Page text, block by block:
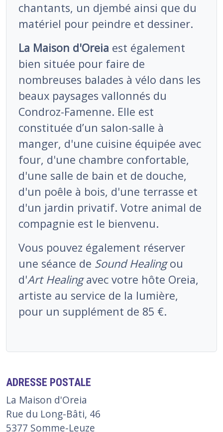
chantants, un djembé ainsi que du
matériel pour peindre et dessiner.
La Maison d'Oreia est également
bien située pour faire de
nombreuses balades à vélo dans les
beaux paysages vallonnés du
Condroz-Famenne. Elle est
constituée d’un salon-salle à
manger, d'une cuisine équipée avec
four, d'une chambre confortable,
d'une salle de bain et de douche,
d'un poêle à bois, d'une terrasse et
d'un jardin privatif. Votre animal de
compagnie est le bienvenu.
Vous pouvez également réserver
une séance de Sound Healingou
d'Art Healingavec votre hôte Oreia,
artiste au service de la lumière,
pour un supplément de 85 €.
ADRESSE POSTALE
La Maison d'Oreia
Rue du Long-Bâti, 46
5377 Somme-Leuze